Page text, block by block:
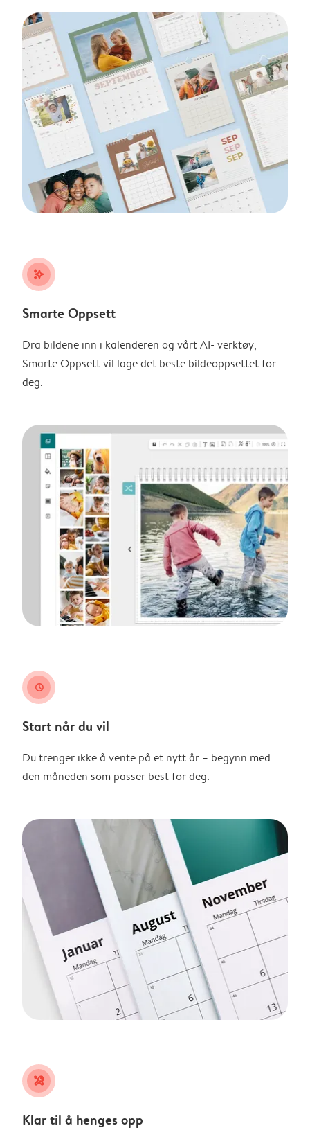
stars_plus
Smarte Oppsett
Dra bildene inn i kalenderen og vårt AI- verktøy,
Smarte Oppsett vil lage det beste bildeoppsettet for
deg.
clock
Start når du vil
Du trenger ikke å vente på et nytt år – begynn med
den måneden som passer best for deg.
tools
Klar til å henges opp